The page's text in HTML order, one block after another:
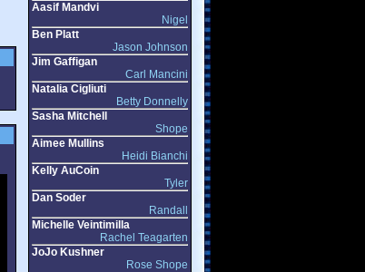
Aasif Mandvi
Nigel
Ben Platt
Jason Johnson
Jim Gaffigan
Carl Mancini
Natalia Cigliuti
Betty Donnelly
Sasha Mitchell
Shope
Aimee Mullins
Heidi Bianchi
Kelly AuCoin
Tyler
Dan Soder
Randall
Michelle Veintimilla
Rachel Teagarten
JoJo Kushner
Rose Shope